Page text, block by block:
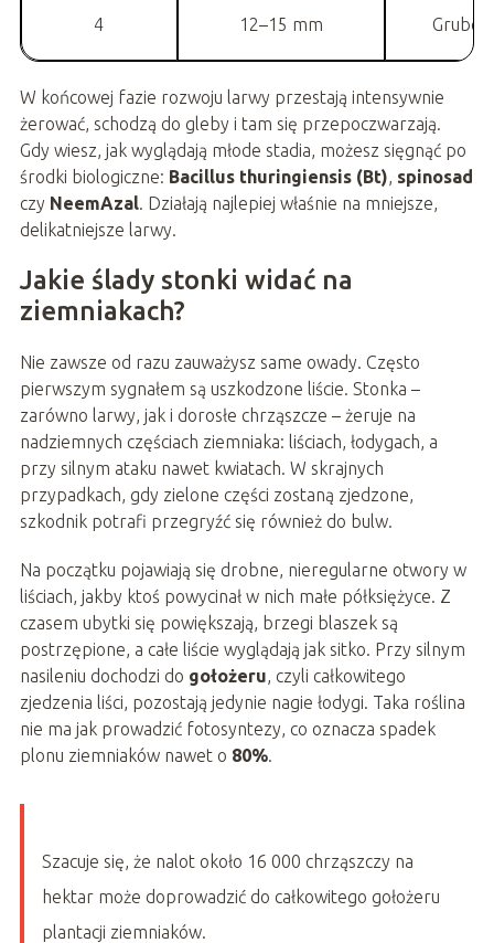
4 12–15 mm Grube,
W końcowej fazie rozwoju larwy przestają intensywnie
żerować, schodzą do gleby i tam się przepoczwarzają.
Gdy wiesz, jak wyglądają młode stadia, możesz sięgnąć po
środki biologiczne: Bacillus thuringiensis (Bt), spinosad
czy NeemAzal. Działają najlepiej właśnie na mniejsze,
delikatniejsze larwy.
Jakie ślady stonki widać na
ziemniakach?
Nie zawsze od razu zauważysz same owady. Często
pierwszym sygnałem są uszkodzone liście. Stonka –
zarówno larwy, jak i dorosłe chrząszcze – żeruje na
nadziemnych częściach ziemniaka: liściach, łodygach, a
przy silnym ataku nawet kwiatach. W skrajnych
przypadkach, gdy zielone części zostaną zjedzone,
szkodnik potrafi przegryźć się również do bulw.
Na początku pojawiają się drobne, nieregularne otwory w
liściach, jakby ktoś powycinał w nich małe półksiężyce. Z
czasem ubytki się powiększają, brzegi blaszek są
postrzępione, a całe liście wyglądają jak sitko. Przy silnym
nasileniu dochodzi do gołożeru, czyli całkowitego
zjedzenia liści, pozostają jedynie nagie łodygi. Taka roślina
nie ma jak prowadzić fotosyntezy, co oznacza spadek
plonu ziemniaków nawet o 80%.
Szacuje się, że nalot około 16 000 chrząszczy na
hektar może doprowadzić do całkowitego gołożeru
plantacji ziemniaków.